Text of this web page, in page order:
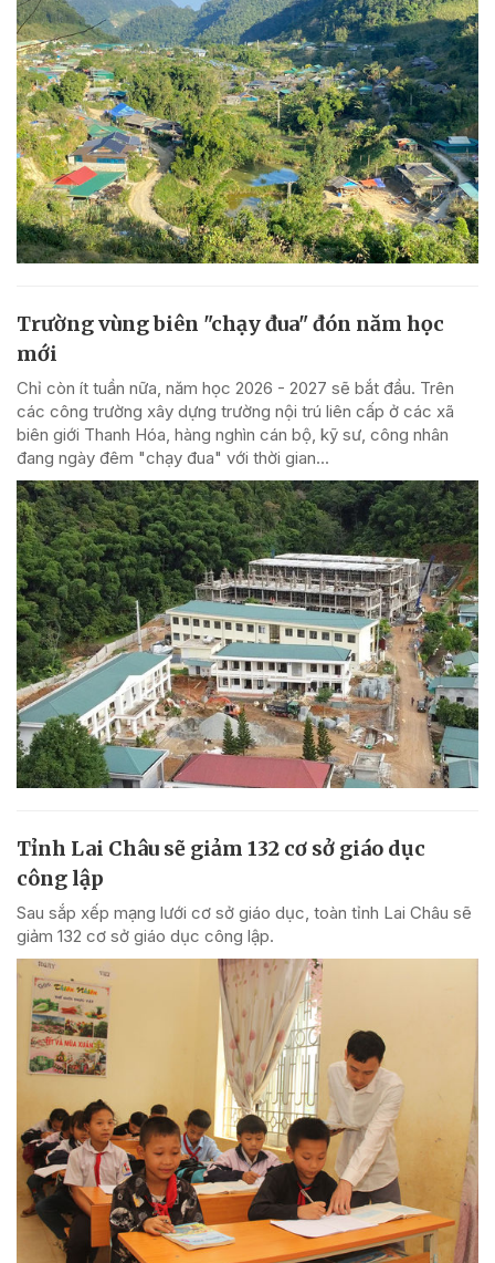
Trường vùng biên "chạy đua" đón năm học
mới
Chỉ còn ít tuần nữa, năm học 2026 - 2027 sẽ bắt đầu. Trên
các công trường xây dựng trường nội trú liên cấp ở các xã
biên giới Thanh Hóa, hàng nghìn cán bộ, kỹ sư, công nhân
đang ngày đêm "chạy đua" với thời gian...
Tỉnh Lai Châu sẽ giảm 132 cơ sở giáo dục
công lập
Sau sắp xếp mạng lưới cơ sở giáo dục, toàn tỉnh Lai Châu sẽ
giảm 132 cơ sở giáo dục công lập.